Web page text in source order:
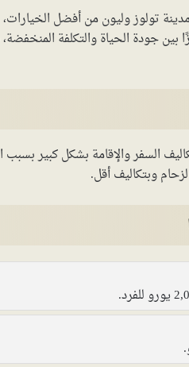
تولوز وليون من أفضل
جودة الحياة والتكلفة
السفر والإقامة بشكل كبير بسبب
وبتكاليف أقل.